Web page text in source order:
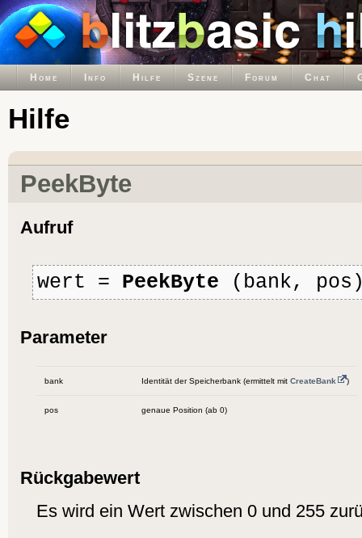
Home Info Hilfe Szene Forum Chat
Hilfe
PeekByte
Aufruf
wert = PeekByte (bank,
Parameter
bank Identität der Speicherbank (ermittelt mit CreateBank )
pos genaue Position (ab 0)
Rückgabewert
Es wird ein Wert zwischen 0 und 255